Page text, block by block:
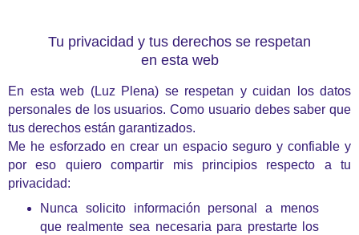
Tu privacidad y tus derechos se respetan
en esta web
En esta web (Luz Plena) se respetan y cuidan los datos
personales de los usuarios. Como usuario debes saber que
tus derechos están garantizados.
Me he esforzado en crear un espacio seguro y confiable y
por eso quiero compartir mis principios respecto a tu
privacidad:
Nunca solicito información personal a menos
que realmente sea necesaria para prestarte los